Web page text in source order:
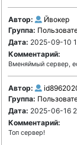
Автор:
Йвокер
Группа:
Дата: 2025-09-10
Комментарий:
Вменяймый сервер,
Автор:
Группа:
Дата: 2025-06-16
Комментарий:
Топ сервер!